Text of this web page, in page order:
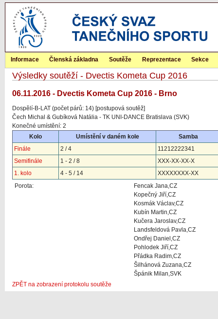
Informace Členská základna Soutěže Reprezentace Sekce
Výsledky soutěží - Dvectis Kometa Cup 2016
06.11.2016 - Dvectis Kometa Cup 2016 - Brno
Dospělí-B-LAT (počet párů: 14) [postupová soutěž]
Čech Michal & Gubíková Natália - TK UNI-DANCE Bratislava (SVK)
Konečné umístění: 2
Kolo
Umístění v daném kole
Samba
Finále
2 / 4
11212222341
Semifinále
1 - 2 / 8
XXX-XX-XX-X
1. kolo
4 - 5 / 14
XXXXXXXX-XX
Porota:
Fencak Jana,CZ
Kopečný Jiří,CZ
Kosmák Václav,CZ
Kubín Martin,CZ
Kučera Jaroslav,CZ
Landsfeldová Pavla,CZ
Ondřej Daniel,CZ
Pohlodek Jiří,CZ
Přádka Radim,CZ
Šilhánová Zuzana,CZ
Špánik Milan,SVK
ZPĚT na zobrazení protokolu soutěže